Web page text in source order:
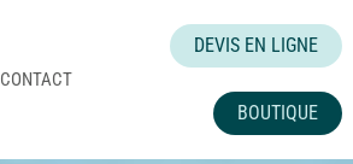
CONTACT
DEVIS EN LIGNE
BOUTIQUE